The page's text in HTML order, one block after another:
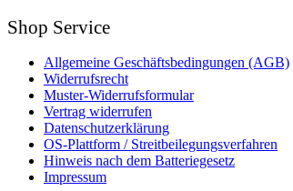
Shop Service
Allgemeine Geschäftsbedingungen (AGB)
Widerrufsrecht
Muster-Widerrufsformular
Vertrag widerrufen
Datenschutzerklärung
OS-Plattform / Streitbeilegungsverfahren
Hinweis nach dem Batteriegesetz
Impressum